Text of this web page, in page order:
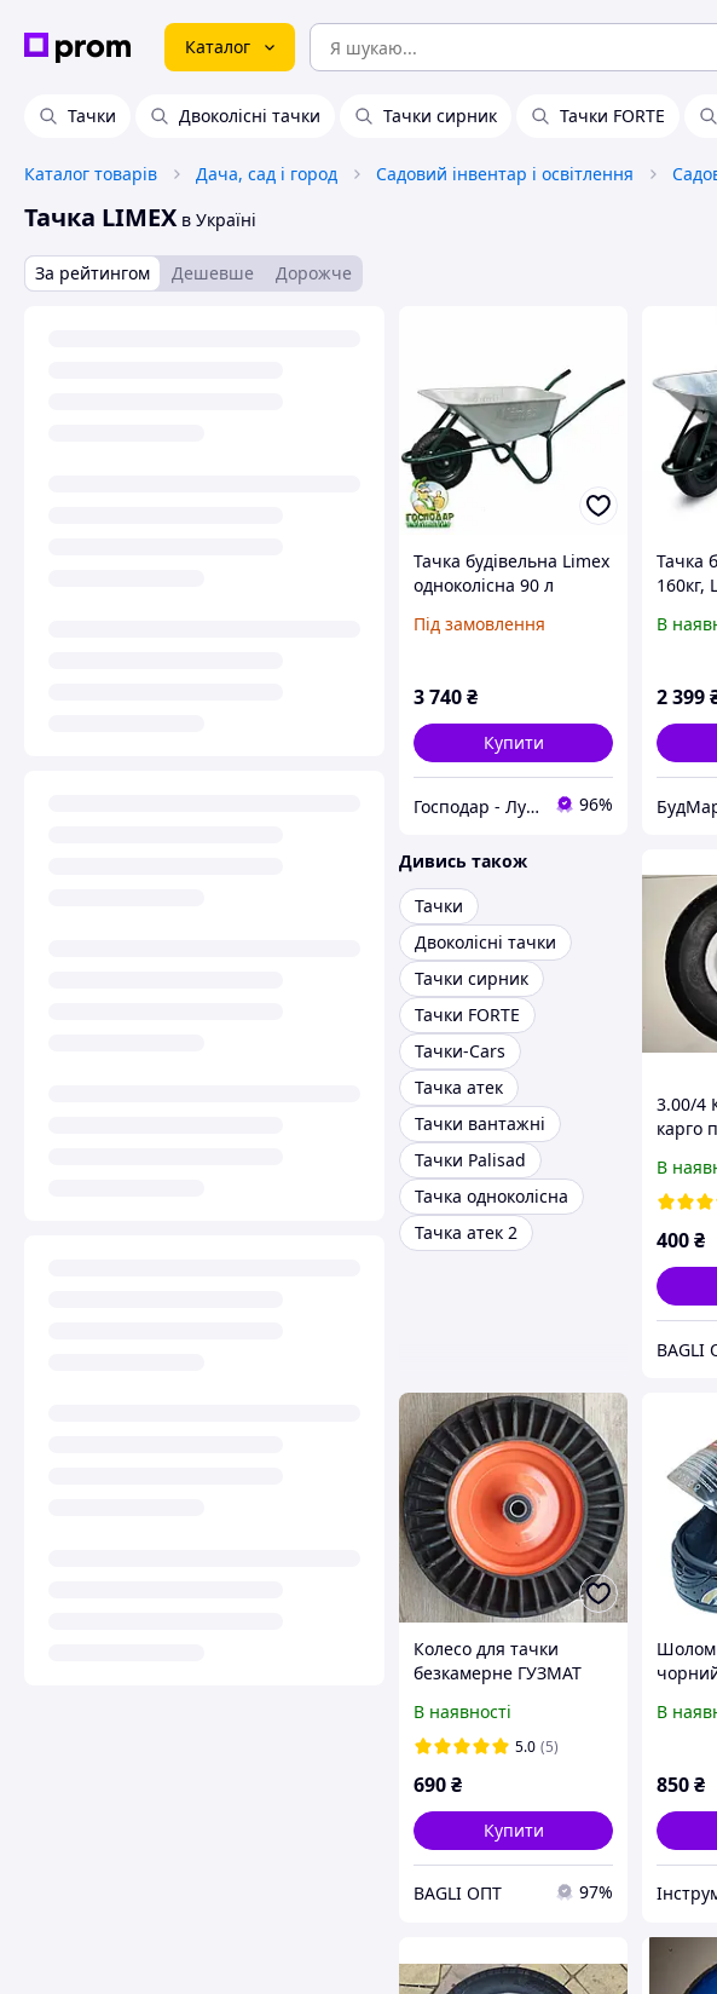
Каталог
Тачки Двоколісні тачки Тачки сирник Тачки FORTE
Каталог товарів Дача, сад і город Садовий інвентар і освітлення
Тачка LIMEX в Україні
За рейтингом Дешевше Дорожче
Тачка будівельна Limex
одноколісна 90 л
Під замовлення
3 740₴
Купити
Господар - Луцьк 96%
Тачка
160кг,
В
2 399
Дивись також
Тачки
Двоколісні тачки
Тачки сирник
Тачки FORTE
Тачки-Cars
Тачка атек
Тачки вантажні
Тачки Palisad
Тачка одноколісна
Тачка атек 2
3.00/4
карго
В
400₴
BAGLI
Колесо для тачки
безкамерне ГУЗМАТ
В наявності
5.0 (5)
690₴
Купити
BAGLI ОПТ 97%
Шолом
В
850₴